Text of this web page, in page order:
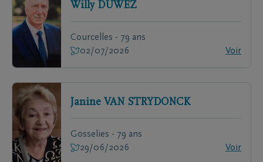
Willy DUWEZ
Courcelles - 79 ans
02/07/2026
Voir
Janine VAN STRYDONCK
Gosselies - 79 ans
29/06/2026
Voir